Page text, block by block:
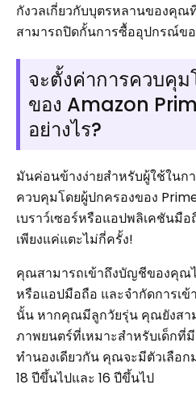
กังวลเกี่ยวกับบุตรหลานของคุ
สามารถปิดกั้นการซื้ออุปกรณ์ขอ
จะตั้งค่าการควบคุ
ของ Amazon
อย่างไร?
มันค่อนข้างง่ายสำหรับผู้ใช้ในก
ควบคุมโดยผู้ปกครองของ
เบราว์เซอร์หรือแอปพลิเคชันมื
เพียงแค่แตะไม่กี่ครั้ง!
คุณสามารถเข้าถึงบัญชีของคุณไ
หรือแอปมือถือ และจำกัดการเข้
นั้น หากคุณมีลูกวัยรุ่น คุณยังสา
ภาพยนตร์ที่เหมาะสำหรับเด็กที่
ทำนองเดียวกัน คุณจะมีตัวเลือ
18 ปีขึ้นไปและ 16 ปีขึ้นไป